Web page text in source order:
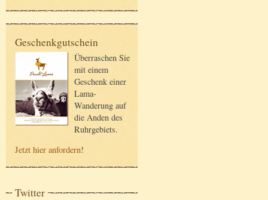
Geschenkgutschein
Überraschen Sie
mit einem
Geschenk einer
Lama-
Wanderung auf
die Anden des
Ruhrgebiets.
Jetzt hier anfordern!
Twitter